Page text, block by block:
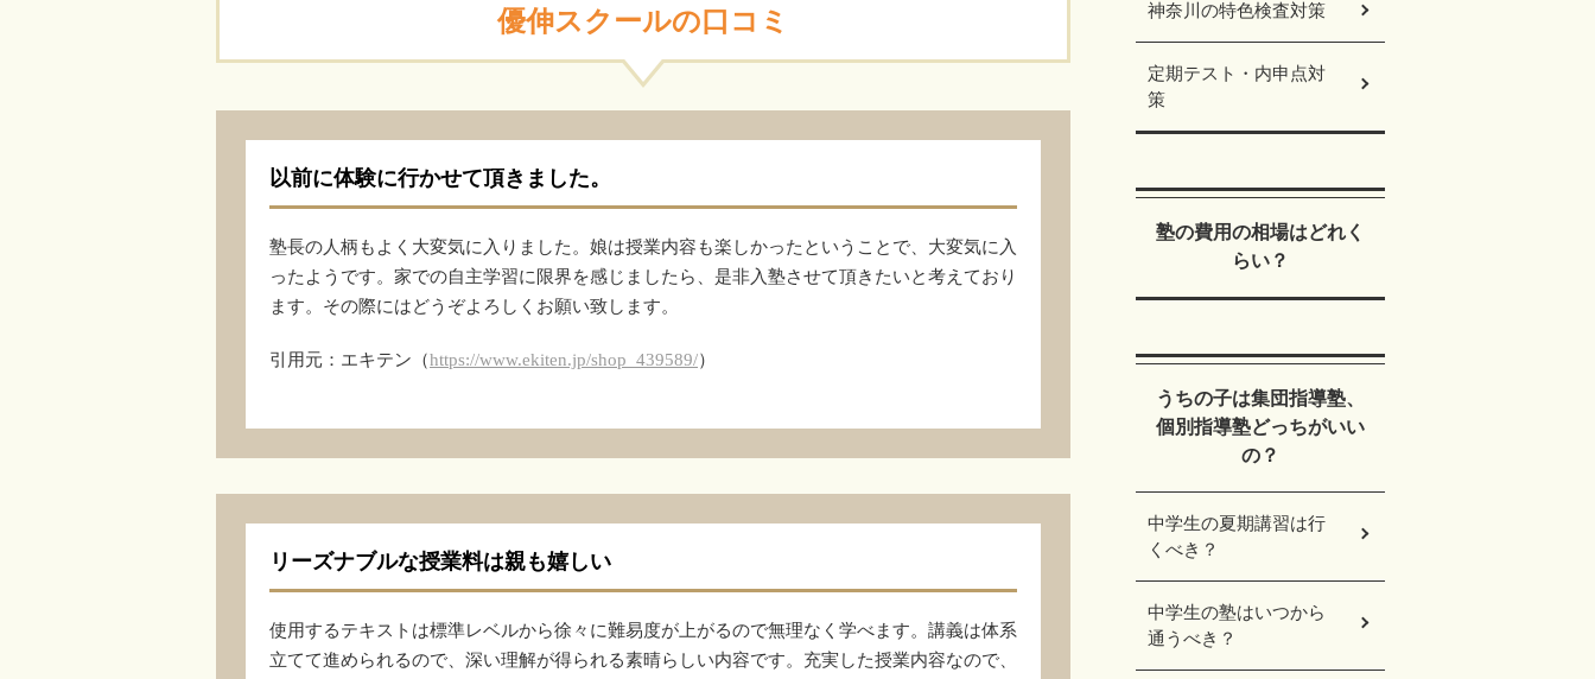
優伸スクールの口コミ
以前に体験に行かせて頂きました。
塾長の人柄もよく大変気に入りました。娘は授業内容も楽しかったということで、大変気に入
ったようです。家での自主学習に限界を感じましたら、是非入塾させて頂きたいと考えており
ます。その際にはどうぞよろしくお願い致します。
引用元：エキテン（https://www.ekiten.jp/shop_439589/）
リーズナブルな授業料は親も嬉しい
使用するテキストは標準レベルから徐々に難易度が上がるので無理なく学べます。講義は体系
立てて進められるので、深い理解が得られる素晴らしい内容です。充実した授業内容なので、
神奈川の特色検査対策
定期テスト・内申点対
策
塾の費用の相場はどれく
らい？
うちの子は集団指導塾、
個別指導塾どっちがいい
の？
中学生の夏期講習は行
くべき？
中学生の塾はいつから
通うべき？